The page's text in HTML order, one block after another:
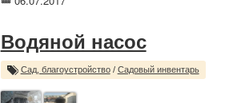
Водяной насос
Сад, благоустройство/ Садовый инвентарь